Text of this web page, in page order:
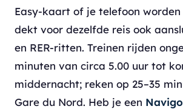
Easy-kaart of je telefoon worden
dekt voor dezelfde reis ook
en RER-ritten. Treinen rijden
minuten van circa 5.00 uur tot
middernacht; reken op 25–35
Gare du Nord. Heb je een